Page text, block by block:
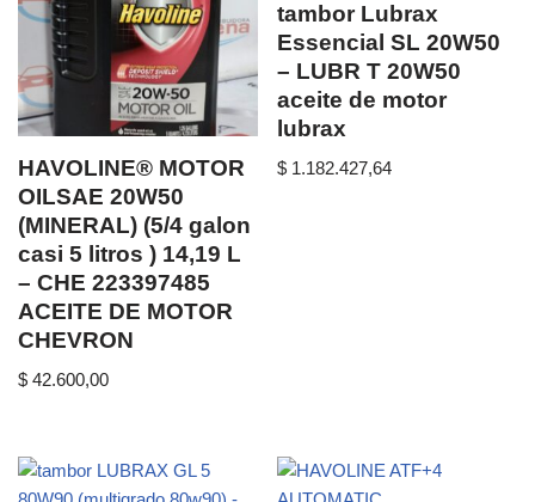
HAVOLINE® MOTOR
OILSAE 20W50
(MINERAL) (5/4 galon
casi 5 litros ) 14,19 L
– CHE 223397485
ACEITE DE MOTOR
CHEVRON
$ 42.600,00
tambor Lubrax
Essencial SL 20W50
– LUBR T 20W50
aceite de motor
lubrax
$ 1.182.427,64